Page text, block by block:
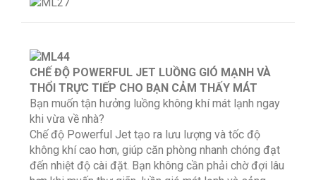
CHẾ ĐỘ POWERFUL JET LUỒNG GIÓ MẠNH VÀ
THỔI TRỰC TIẾP CHO BẠN CẢM THẤY MÁT
Bạn muốn tận hưởng luồng không khí mát lạnh ngay
khi vừa về nhà?
Chế độ Powerful Jet tạo ra lưu lượng và tốc độ
không khí cao hơn, giúp căn phòng nhanh chóng đạt
đến nhiệt độ cài đặt. Bạn không cần phải chờ đợi lâu